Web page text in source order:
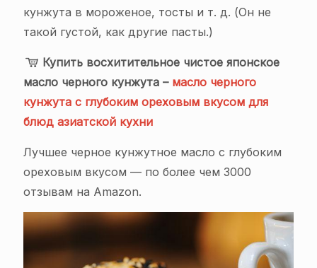
кунжута в мороженое, тосты и т. д. (Он не
такой густой, как другие пасты.)
Купить восхитительное чистое японское
масло черного кунжута – масло черного
кунжута с глубоким ореховым вкусом для
блюд азиатской кухни
Лучшее черное кунжутное масло с глубоким
ореховым вкусом — по более чем 3000
отзывам на Amazon.